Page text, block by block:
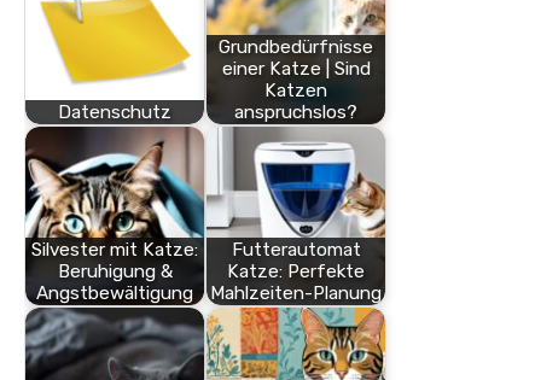
Datenschutz
Grundbedürfnisse
einer Katze | Sind
Katzen
anspruchslos?
Silvester mit Katze:
Beruhigung &
Angstbewältigung
Futterautomat
Katze: Perfekte
Mahlzeiten-Planung